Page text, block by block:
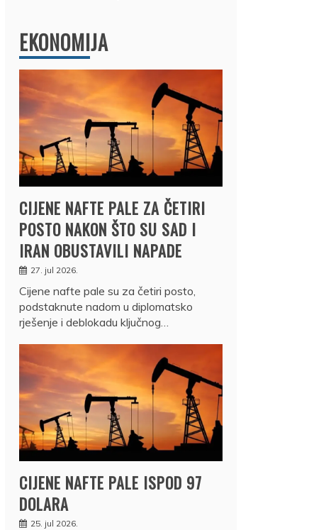
EKONOMIJA
CIJENE NAFTE PALE ZA ČETIRI
POSTO NAKON ŠTO SU SAD I
IRAN OBUSTAVILI NAPADE
27. jul 2026.
Cijene nafte pale su za četiri posto,
podstaknute nadom u diplomatsko
rješenje i deblokadu ključnog…
CIJENE NAFTE PALE ISPOD 97
DOLARA
25. jul 2026.